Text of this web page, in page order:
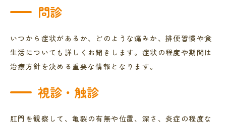
問診
いつから症状があるか、どのような痛みか、排便習慣や食
生活についても詳しくお聞きします。症状の程度や期間は
治療方針を決める重要な情報となります。
視診・触診
肛門を観察して、亀裂の有無や位置、深さ、炎症の程度な